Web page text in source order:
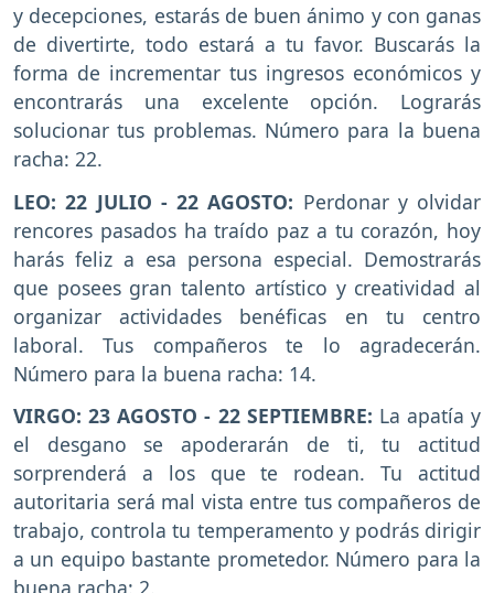
y decepciones, estarás de buen ánimo y con ganas
de divertirte, todo estará a tu favor. Buscarás la
forma de incrementar tus ingresos económicos y
encontrarás una excelente opción. Lograrás
solucionar tus problemas. Número para la buena
racha: 22.
LEO: 22 JULIO - 22 AGOSTO: Perdonar y olvidar
rencores pasados ha traído paz a tu corazón, hoy
harás feliz a esa persona especial. Demostrarás
que posees gran talento artístico y creatividad al
organizar actividades benéficas en tu centro
laboral. Tus compañeros te lo agradecerán.
Número para la buena racha: 14.
VIRGO: 23 AGOSTO - 22 SEPTIEMBRE: La apatía y
el desgano se apoderarán de ti, tu actitud
sorprenderá a los que te rodean. Tu actitud
autoritaria será mal vista entre tus compañeros de
trabajo, controla tu temperamento y podrás dirigir
a un equipo bastante prometedor. Número para la